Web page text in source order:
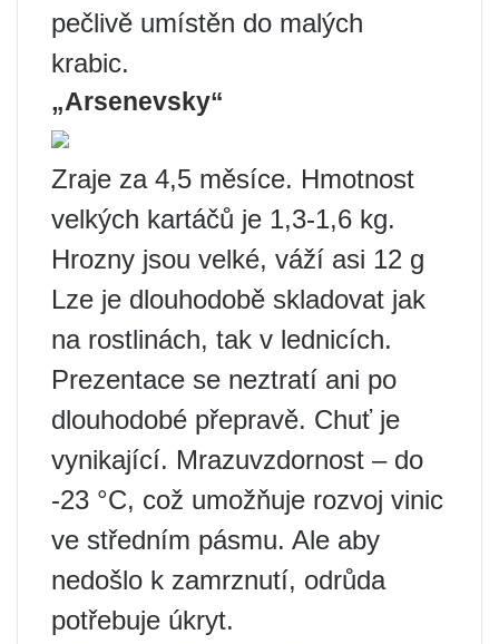
pečlivě umístěn do malých
krabic.
„Arsenevsky“
Zraje za 4,5 měsíce. Hmotnost
velkých kartáčů je 1,3-1,6 kg.
Hrozny jsou velké, váží asi 12 g
Lze je dlouhodobě skladovat jak
na rostlinách, tak v lednicích.
Prezentace se neztratí ani po
dlouhodobé přepravě. Chuť je
vynikající. Mrazuvzdornost – do
-23 °C, což umožňuje rozvoj vinic
ve středním pásmu. Ale aby
nedošlo k zamrznutí, odrůda
potřebuje úkryt.